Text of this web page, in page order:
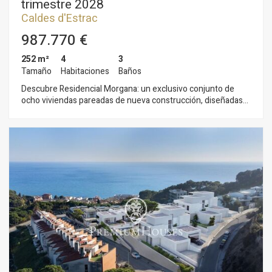
trimestre 2028
Caldes d'Estrac
987.770 €
252 m²
Tamaño
4
Habitaciones
3
Baños
Descubre Residencial Morgana: un exclusivo conjunto de
ocho viviendas pareadas de nueva construcción, diseñadas
lo mejor del estilo mediterráneo, en un entorno natural único.
Gracias a su distribución escalonada, cada hogar disfruta de
impresionantes vistas al mar desde cualquier estancia, así
como de una excelente entrada de luz natural y una
ventilación óptima, garantizada por su triple orientación. Los
interiores se adaptan a distintos estilos de vida, con
superficies construidas de entre 250 y 260 m². Las viviendas
ofrecen amplios espacios y la posibilidad de elegir entre 4 o 5
dormitorios y 3 o 4 baños, respondiendo a las necesidades de
cada familia. En el exterior, cada casa cuenta con jardín